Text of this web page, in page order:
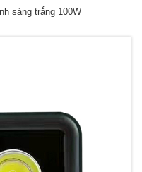
sáng trắng 100W